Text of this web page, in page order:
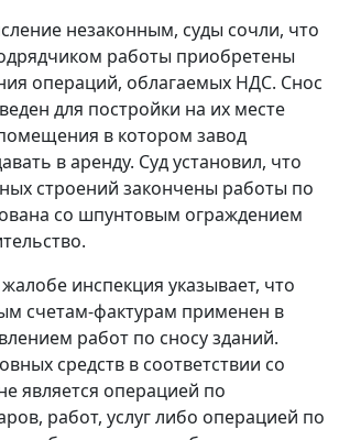
незаконным, суды сочли, что
работы приобретены
операций, облагаемых НДС. Снос
для постройки на их месте
в котором завод
в аренду. Суд установил, что
строений закончены работы по
со шпунтовым ограждением
инспекция указывает, что
счетам-фактурам применен в
работ по сносу зданий.
средств в соответствии со
является операцией по
работ, услуг либо операцией по